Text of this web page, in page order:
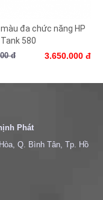
màu đa chức năng HP
580
đ 3.650.000 đ
Phát
Q. Bình Tân, Tp. Hồ